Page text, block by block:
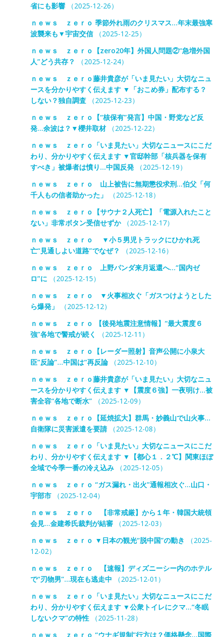
省にも影響（2025-12-26）
ｎｅｗｓ ｚｅｒｏ 季節外れ雨のクリスマス…年末最強寒
波襲来も▼宇宙交信（2025-12-25）
ｎｅｗｓ ｚｅｒｏ【zero20年】外国人問題②“急増外国
人”どう共存？
（2025-12-24）
ｎｅｗｓ ｚｅｒｏ藤井貴彦が「いま見たい」大切なニュ
ースを分かりやすく伝えます ▼「おこめ券」配布する？
しない？独自調査（2025-12-23）
ｎｅｗｓ ｚｅｒｏ【“核保有”発言】中国・野党など反
発…余波は？▼櫻井取材（2025-12-22）
ｎｅｗｓ ｚｅｒｏ「いま見たい」大切なニュースにこだ
わり、分かりやすく伝えます ▼官邸幹部「核兵器を保有
すべき」被爆者は憤り…中国反発（2025-12-19）
ｎｅｗｓ ｚｅｒｏ 山上被告に無期懲役求刑…伯父「何
千人もの信者助かった」
（2025-12-18）
ｎｅｗｓ ｚｅｒｏ【サウナ２人死亡】「電源入れたこと
ない」非常ボタン受信せずか（2025-12-17）
ｎｅｗｓ ｚｅｒｏ ▼小５男児トラックにひかれ死
亡“見通しよい道路”でなぜ？
（2025-12-16）
ｎｅｗｓ ｚｅｒｏ 上野パンダ来月返還へ…“国内ゼ
ロ”に （2025-12-15）
ｎｅｗｓ ｚｅｒｏ ▼火事相次ぐ「ガスつけようとした
ら爆発」
（2025-12-12）
ｎｅｗｓ ｚｅｒｏ 【後発地震注意情報】“最大震度６
強”各地で警戒が続く
（2025-12-11）
ｎｅｗｓ ｚｅｒｏ【レーダー照射】音声公開に小泉大
臣“反論”…中国は“再反論（2025-12-10）
ｎｅｗｓ ｚｅｒｏ藤井貴彦が「いま見たい」大切なニュ
ースを分かりやすく伝えます ▼【震度６強】一夜明け…被
害全容“各地で断水”（2025-12-09）
ｎｅｗｓ ｚｅｒｏ【延焼拡大】群馬・妙義山で山火事…
自衛隊に災害派遣を要請（2025-12-08）
ｎｅｗｓ ｚｅｒｏ「いま見たい」大切なニュースにこだ
わり、分かりやすく伝えます ▼【都心１．２℃】関東ほぼ
全域で今季一番の冷え込み（2025-12-05）
ｎｅｗｓ ｚｅｒｏ “ガス漏れ・出火”通報相次ぐ…山口・
宇部市（2025-12-04）
ｎｅｗｓ ｚｅｒｏ 【非常戒厳】から１年・韓国大統領
会見…金建希氏裁判が結審（2025-12-03）
ｎｅｗｓ ｚｅｒｏ ▼日本の観光“脱中国”の動き
（2025-
12-02）
ｎｅｗｓ ｚｅｒｏ 【速報】ディズニーシー内のホテル
で“刃物男”…現在も逃走中 （2025-12-01）
ｎｅｗｓ ｚｅｒｏ「いま見たい」大切なニュースにこだ
わり、分かりやすく伝えます ▼公衆トイレにクマ…“冬眠
しないクマ”の特性（2025-11-28）
ｎｅｗｓ ｚｅｒｏ “ウナギ規制”行方は？価格懸念…国際